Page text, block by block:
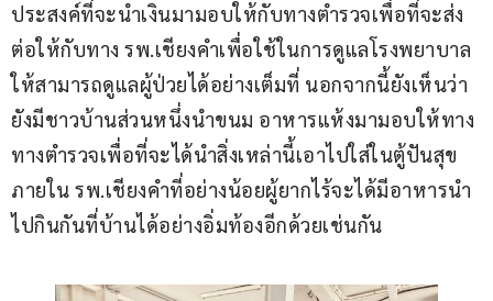
ประสงค์ที่จะนำเงินมามอบให้กับทางตำรวจเพื่อที่จะส่ง
ต่อให้กับทาง รพ.เชียงคำเพื่อใช้ในการดูแลโรงพยาบาล
ให้สามารถดูแลผู้ป่วยได้อย่างเต็มที่ นอกจากนี้ยังเห็นว่า
ยังมีชาวบ้านส่วนหนึ่งนำขนม อาหารแห้งมามอบให้ทาง
ทางตำรวจเพื่อที่จะได้นำสิ่งเหล่านี้เอาไปใส่ในตู้ปันสุข
ภายใน รพ.เชียงคำที่อย่างน้อยผู้ยากไร้จะได้มีอาหารนำ
ไปกินกันที่บ้านได้อย่างอิ่มท้องอีกด้วยเช่นกัน